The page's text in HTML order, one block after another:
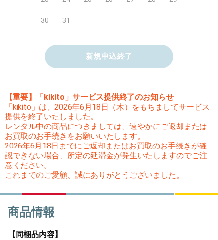
30 31
新規申込終了
【重要】「kikito」サービス提供終了のお知らせ
「kikito」は、2026年6月18日（木）をもちましてサービス
提供を終了いたしました。
レンタル中の商品につきましては、速やかにご返却または
お買取のお手続きをお願いいたします。
2026年6月18日までにご返却またはお買取のお手続きが確
認できない場合、所定の延滞金が発生いたしますのでご注
意ください。
これまでのご愛顧、誠にありがとうございました。
商品情報
【同梱品内容】